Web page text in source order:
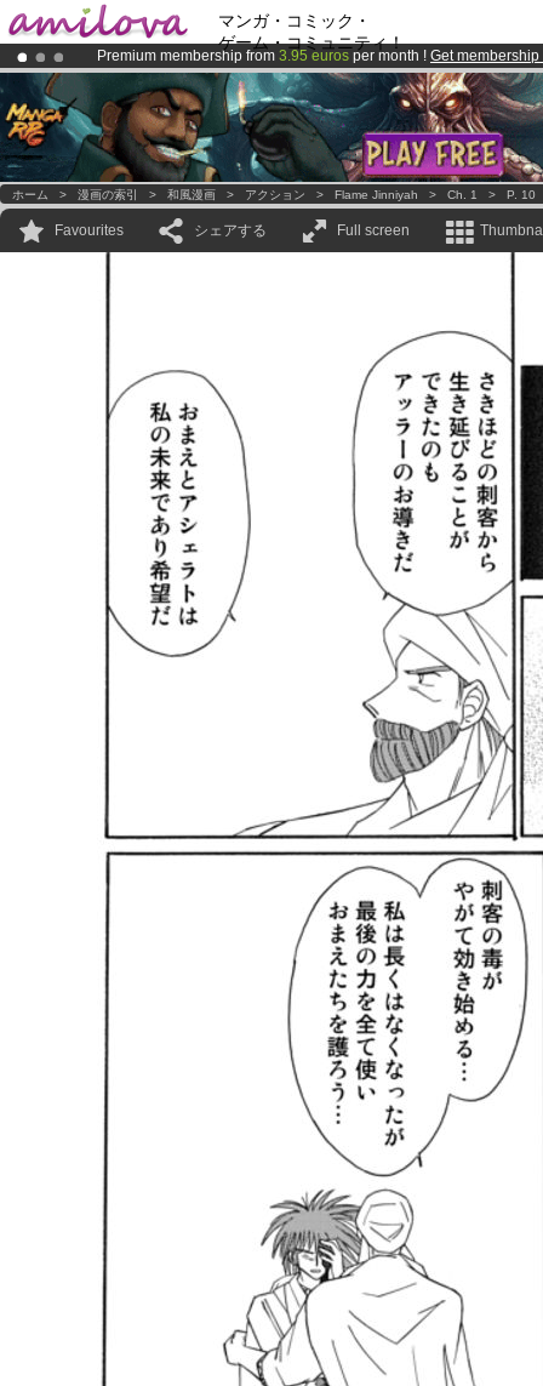
マンガ・コミック・
ゲーム・コミュニティ！
Premium membership from 3.95 euros per month ! Get membership
AmilovaKickstarter is now LIVE!.
Already 100000 membersand 1000 comics & mangas!.
ホーム > 漫画の索引 > 和風漫画 > アクション > Flame Jinniyah > Ch. 1 > P. 10
Favourites シェアする Full screen